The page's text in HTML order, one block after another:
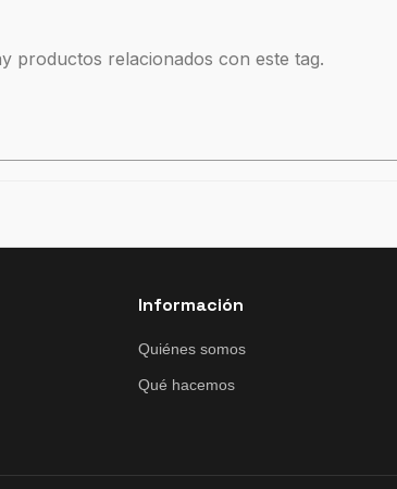
productos relacionados con este tag.
Información
Quiénes somos
Qué hacemos